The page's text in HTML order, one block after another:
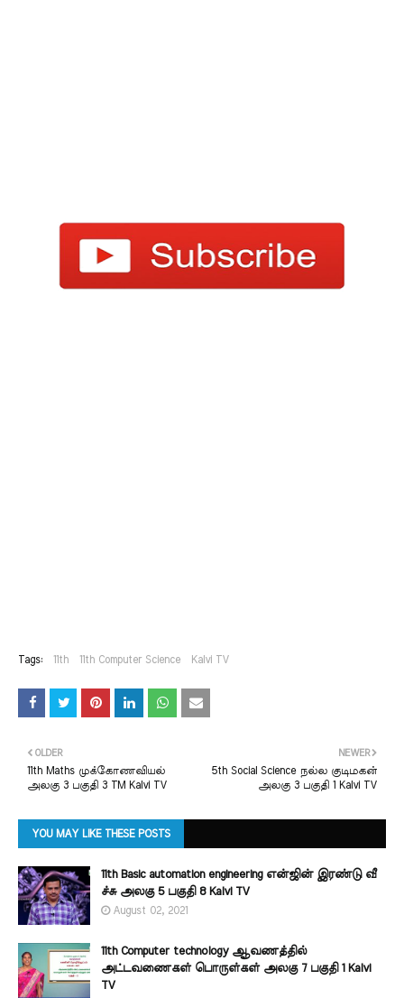
Tags: 11th 11th Computer Science Kalvi TV
NEWER
5th Social Science நல்ல குடிமகன்
அலகு 3 பகுதி 1 Kalvi TV
OLDER
11th Maths முக்கோணவியல்
அலகு 3 பகுதி 3 TM Kalvi TV
YOU MAY LIKE THESE POSTS
11th Basic automation engineering என்ஜின் இரண்டு வீ
ச்சு அலகு 5 பகுதி 8 Kalvi TV
August 02, 2021
11th Computer technology ஆவணத்தில்
அட்டவணைகள் பொருள்கள் அலகு 7 பகுதி 1 Kalvi
TV